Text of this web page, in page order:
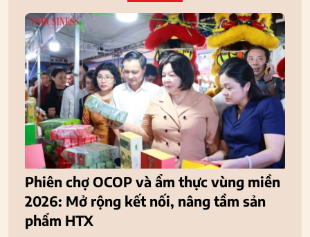
Phiên chợ OCOP và ẩm thực vùng miền
2026: Mở rộng kết nối, nâng tầm sản
phẩm HTX